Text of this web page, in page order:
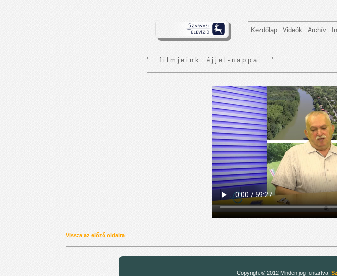
Kezdőlap Videók Archív
'. . . f i l m j e i n k é j j e l - n a p p a l . . .'
Vissza az előző oldalra
Copyright © 2012 Minden jog fentartva!